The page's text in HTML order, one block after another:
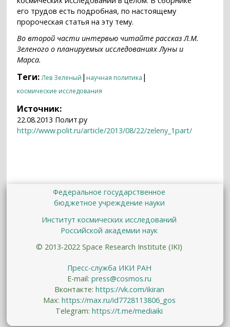
его трудов есть подробная, по настоящему
пророческая статья на эту тему.
Во второй части интервью читайте рассказ Л.М.
Зеленого о планируемых исследованиях Луны и
Марса.
Теги:Лев Зеленый | научная политика |
космические исследования
Источник:
22.08.2013 Полит.ру
http://www.polit.ru/article/2013/08/22/zeleny_1part/
Федеральное государственное
бюджетное учреждение науки
Институт космических исследований
Российской академии наук
© 2013-2022 Space Research Institute (IKI)
Пресс-служба ИКИ РАН
E-mail: press@cosmos.ru
Вконтакте: https://vk.com/ikiran
Max: https://max.ru/id7728113806_gos
Telegram:https://t.me/mediaiki